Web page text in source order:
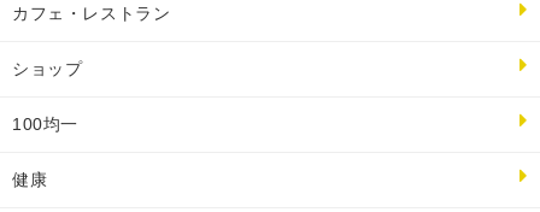
カフェ・レストラン
ショップ
100均一
健康